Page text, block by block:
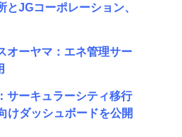
とJGコーポレーション、
オーヤマ：エネ管理サー
サーキュラーシティ移行
けダッシュボードを公開